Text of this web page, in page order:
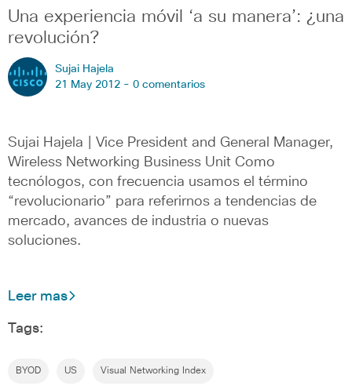
Una experiencia móvil ‘a su manera’: ¿una
revolución?
Sujai Hajela
21 May 2012 - 0 comentarios
Sujai Hajela | Vice President and General Manager,
Wireless Networking Business Unit Como
tecnólogos, con frecuencia usamos el término
“revolucionario” para referirnos a tendencias de
mercado, avances de industria o nuevas
soluciones.
Leer mas
Tags:
BYOD US Visual Networking Index